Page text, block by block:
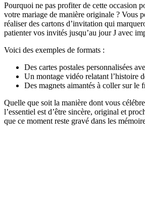
Pourquoi ne pas profiter de cette occasion
votre mariage de manière originale ? Vous
réaliser des cartons d’invitation qui
patienter vos invités jusqu’au jour J avec
Voici des exemples de formats :
Des cartes postales personnalisées
Un montage vidéo relatant l’histoire
Des magnets aimantés à coller sur le
Quelle que soit la manière dont vous
l’essentiel est d’être sincère, original et
que ce moment reste gravé dans les